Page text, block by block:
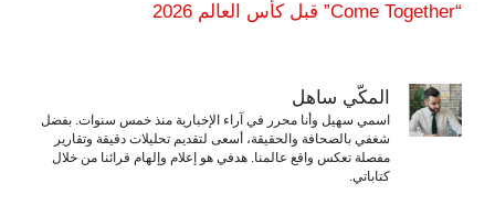
“Come Together” قبل كأس العالم 2026
المكّي ساهل
اسمي سهيل وأنا محرر في آراء الإخبارية منذ خمس سنوات. بفضل
شغفي بالصحافة والحقيقة، أسعى لتقديم تحليلات دقيقة وتقارير
مفصلة تعكس واقع عالمنا. هدفي هو إعلام وإلهام قرائنا من خلال
كتاباتي.